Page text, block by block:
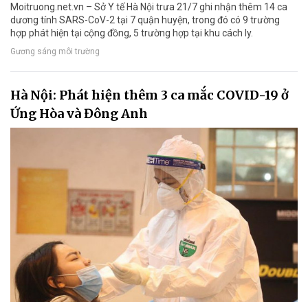
Moitruong.net.vn – Sở Y tế Hà Nội trưa 21/7 ghi nhận thêm 14 ca
dương tính SARS-CoV-2 tại 7 quận huyện, trong đó có 9 trường
hợp phát hiện tại cộng đồng, 5 trường hợp tại khu cách ly.
Gương sáng môi trường
Hà Nội: Phát hiện thêm 3 ca mắc COVID-19 ở
Ứng Hòa và Đông Anh